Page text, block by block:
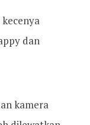
dan
kamera